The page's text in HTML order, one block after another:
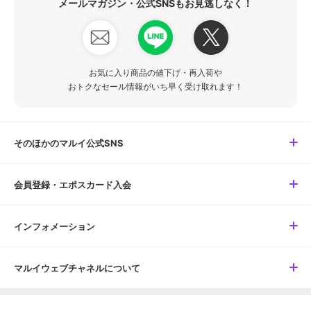
メールマガジン・公式SNSもお見逃しなく！
お気に入り商品の値下げ・再入荷や
おトクなセール情報がいち早く受け取れます！
そのほかのマルイ公式SNS
会員登録・エポスカード入会
インフォメーション
マルイウェブチャネルについて